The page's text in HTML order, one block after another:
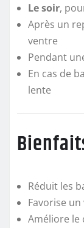
Le soir,
Après un
ventre
Pendant
En cas de
lente
Réduit les
Favorise
Améliore